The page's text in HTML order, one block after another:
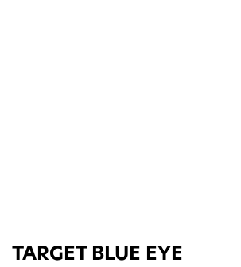
TARGET BLUE EYE